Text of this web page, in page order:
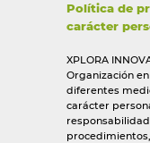
Política de
carácter
XPLORA
Organización
diferentes
carácter